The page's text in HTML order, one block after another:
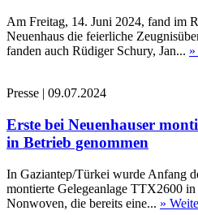
Am Freitag, 14. Juni 2024, fand im
Neuenhaus die feierliche
fanden auch Rüdiger Schury, Jan...
Presse | 09.07.2024
Erste bei Neuenhauser
in Betrieb genommen
In Gaziantep/Türkei wurde Anfang
montierte Gelegeanlage TTX2600
Nonwoven, die bereits eine... »